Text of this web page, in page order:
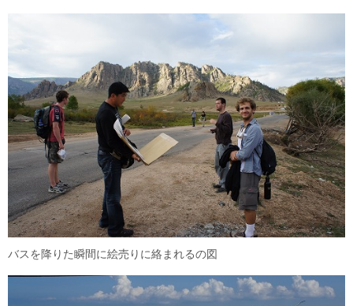
バスを降りた瞬間に絵売りに絡まれるの図